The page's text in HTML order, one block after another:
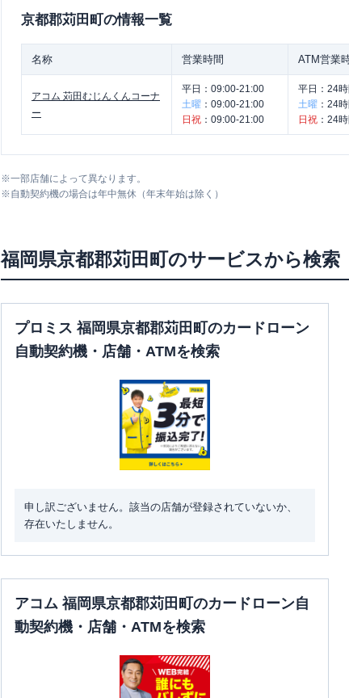
京都郡苅田町の情報一覧
名称 営業時間 ATM営業
アコム 苅田むじんくんコーナ
ー
平日： 09:00-21:00
土曜 ： 09:00-21:00
日祝 ： 09:00-21:00
平日： 24
土曜 ： 24
日祝 ： 24
※一部店舗によって異なります。
※自動契約機の場合は年中無休（年末年始は除く）
福岡県京都郡苅田町のサービスから検索
プロミス 福岡県京都郡苅田町のカードローン
自動契約機・店舗・ATMを検索
申し訳ございません。該当の店舗が登録されていないか、
存在いたしません。
アコム 福岡県京都郡苅田町のカードローン自
動契約機・店舗・ATMを検索